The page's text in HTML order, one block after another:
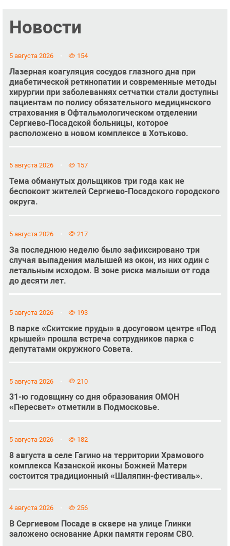
Новости
5 августа 2026 154
Лазерная коагуляция сосудов глазного дна при
диабетической ретинопатии и современные методы
хирургии при заболеваниях сетчатки стали доступны
пациентам по полису обязательного медицинского
страхования в Офтальмологическом отделении
Сергиево-Посадской больницы, которое
расположено в новом комплексе в Хотьково.
5 августа 2026 157
Тема обманутых дольщиков три года как не
беспокоит жителей Сергиево-Посадского городского
округа.
5 августа 2026 217
За последнюю неделю было зафиксировано три
случая выпадения малышей из окон, из них один с
летальным исходом. В зоне риска малыши от года
до десяти лет.
5 августа 2026 193
В парке «Скитские пруды» в досуговом центре «Под
крышей» прошла встреча сотрудников парка с
депутатами окружного Совета.
5 августа 2026 210
31-ю годовщину со дня образования ОМОН
«Пересвет» отметили в Подмосковье.
5 августа 2026 182
8 августа в селе Гагино на территории Храмового
комплекса Казанской иконы Божией Матери
состоится традиционный «Шаляпин-фестиваль».
4 августа 2026 256
В Сергиевом Посаде в сквере на улице Глинки
заложено основание Арки памяти героям СВО.